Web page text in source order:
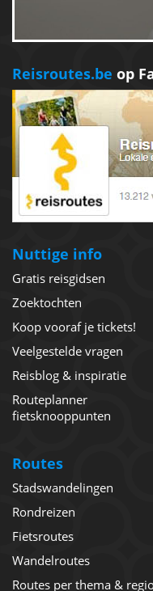
Reisroutes.be op
Nuttige info
Gratis reisgidsen
Zoektochten
Koop vooraf je tickets!
Veelgestelde vragen
Reisblog & inspiratie
Routeplanner
fietsknooppunten
Routes
Stadswandelingen
Rondreizen
Fietsroutes
Wandelroutes
Routes per thema &